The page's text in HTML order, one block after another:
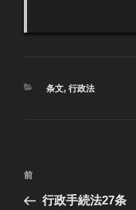
カ
条文, 行政法
投
過
去
前
行政手続法27条